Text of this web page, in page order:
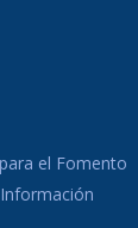
el Fomento